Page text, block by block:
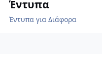
Έντυπα
Έντυπα για Διάφορα